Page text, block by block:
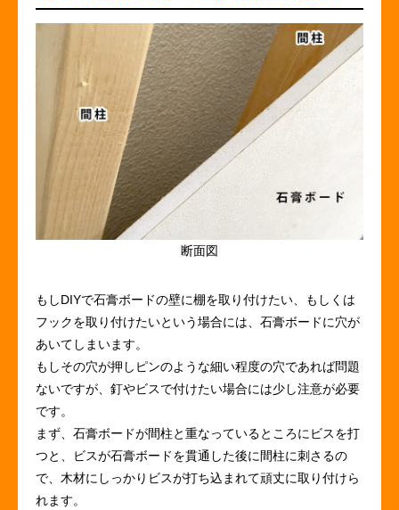
断面図
もしDIYで石膏ボードの壁に棚を取り付けたい、もしくは
フックを取り付けたいという場合には、石膏ボードに穴が
あいてしまいます。
もしその穴が押しピンのような細い程度の穴であれば問題
ないですが、釘やビスで付けたい場合には少し注意が必要
です。
まず、石膏ボードが間柱と重なっているところにビスを打
つと、ビスが石膏ボードを貫通した後に間柱に刺さるの
で、木材にしっかりビスが打ち込まれて頑丈に取り付けら
れます。